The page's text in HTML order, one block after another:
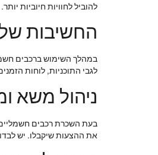
להוביל לחוויות חיוביות יותר.
החשיבות
במהלך השימוש ברכבים
לגבי התוכניות, לוחות
ניהול משא
בעת השכרת רכבים
את ההצעות שיקבלו. יש